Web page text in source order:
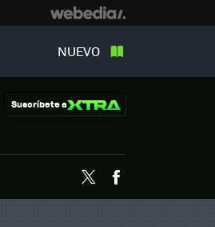
NUEVO
Suscríbete a
Twitter